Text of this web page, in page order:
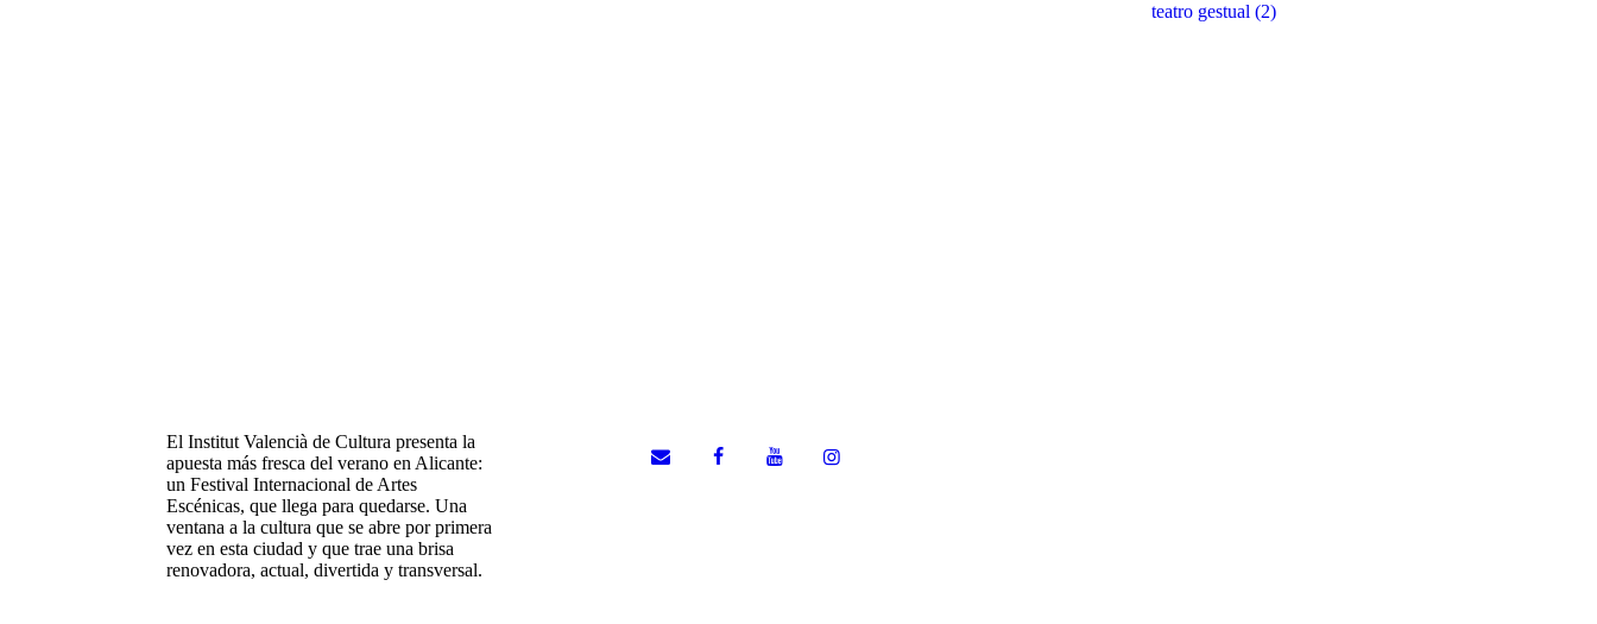
teatro gestual (2)
El Institut Valencià de Cultura presenta la
apuesta más fresca del verano en Alicante:
un Festival Internacional de Artes
Escénicas, que llega para quedarse. Una
ventana a la cultura que se abre por primera
vez en esta ciudad y que trae una brisa
renovadora, actual, divertida y transversal.